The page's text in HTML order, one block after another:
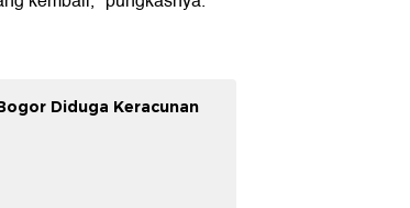
Diduga Keracunan